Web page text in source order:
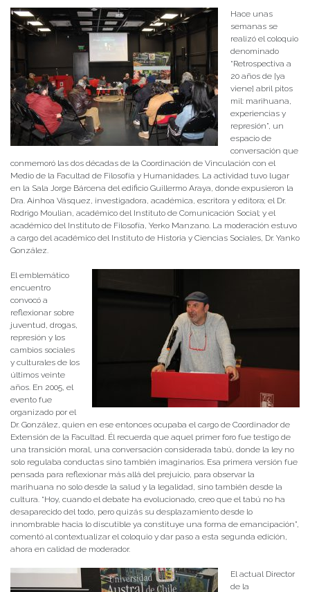
Hace unas
semanas se
realizó el coloquio
denominado
“Retrospectiva a
20 años de [ya
viene] abril pitos
mil: marihuana,
experiencias y
represión”, un
espacio de
conversación que
conmemoró las dos décadas de la Coordinación de Vinculación con el
Medio de la Facultad de Filosofía y Humanidades. La actividad tuvo lugar
en la Sala Jorge Bárcena del edificio Guillermo Araya, donde expusieron la
Dra. Ainhoa Vásquez, investigadora, académica, escritora y editora; el Dr.
Rodrigo Moulian, académico del Instituto de Comunicación Social; y el
académico del Instituto de Filosofía, Yerko Manzano. La moderación estuvo
a cargo del académico del Instituto de Historia y Ciencias Sociales, Dr. Yanko
González.
El emblemático
encuentro
convocó a
reflexionar sobre
juventud, drogas,
represión y los
cambios sociales
y culturales de los
últimos veinte
años. En 2005, el
evento fue
organizado por el
Dr. González, quien en ese entonces ocupaba el cargo de Coordinador de
Extensión de la Facultad. Él recuerda que aquel primer foro fue testigo de
una transición moral, una conversación considerada tabú, donde la ley no
solo regulaba conductas sino también imaginarios. Esa primera versión fue
pensada para reflexionar más allá del prejuicio, para observar la
marihuana no solo desde la salud y la legalidad, sino también desde la
cultura. “Hoy, cuando el debate ha evolucionado, creo que el tabú no ha
desaparecido del todo, pero quizás su desplazamiento desde lo
innombrable hacia lo discutible ya constituye una forma de emancipación”,
comentó al contextualizar el coloquio y dar paso a esta segunda edición,
ahora en calidad de moderador.
El actual Director
de la